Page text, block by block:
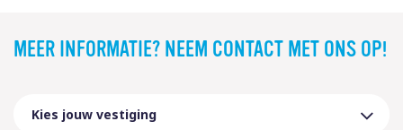
MEER INFORMATIE? NEEM CONTACT MET ONS OP!